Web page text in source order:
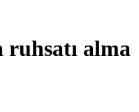
alma